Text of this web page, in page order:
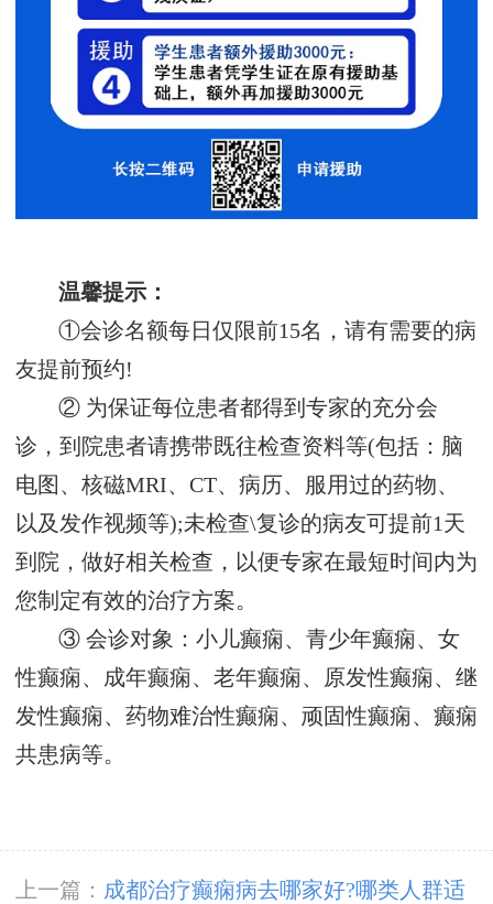
温馨提示：
①会诊名额每日仅限前15名，请有需要的病
友提前预约!
② 为保证每位患者都得到专家的充分会
诊，到院患者请携带既往检查资料等(包括：脑
电图、核磁MRI、CT、病历、服用过的药物、
以及发作视频等);未检查\复诊的病友可提前1天
到院，做好相关检查，以便专家在最短时间内为
您制定有效的治疗方案。
③ 会诊对象：小儿癫痫、青少年癫痫、女
性癫痫、成年癫痫、老年癫痫、原发性癫痫、继
发性癫痫、药物难治性癫痫、顽固性癫痫、癫痫
共患病等。
上一篇： 成都治疗癫痫病去哪家好?哪类人群适